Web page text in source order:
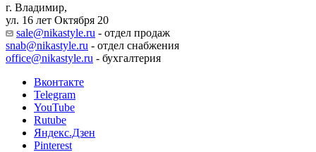
г. Владимир,
ул. 16 лет Октября 20
sale@nikastyle.ru - отдел продаж
snab@nikastyle.ru - отдел снабжения
office@nikastyle.ru - бухгалтерия
Вконтакте
Telegram
YouTube
Rutube
Яндекс.Дзен
Pinterest